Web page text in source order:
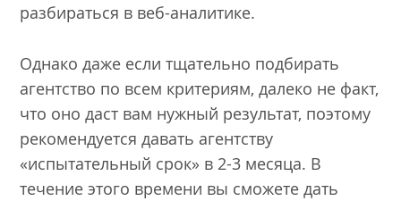
разбираться в веб-аналитике.
Однако даже если тщательно подбирать
агентство по всем критериям, далеко не факт,
что оно даст вам нужный результат, поэтому
рекомендуется давать агентству
«испытательный срок» в 2-3 месяца. В
течение этого времени вы сможете дать